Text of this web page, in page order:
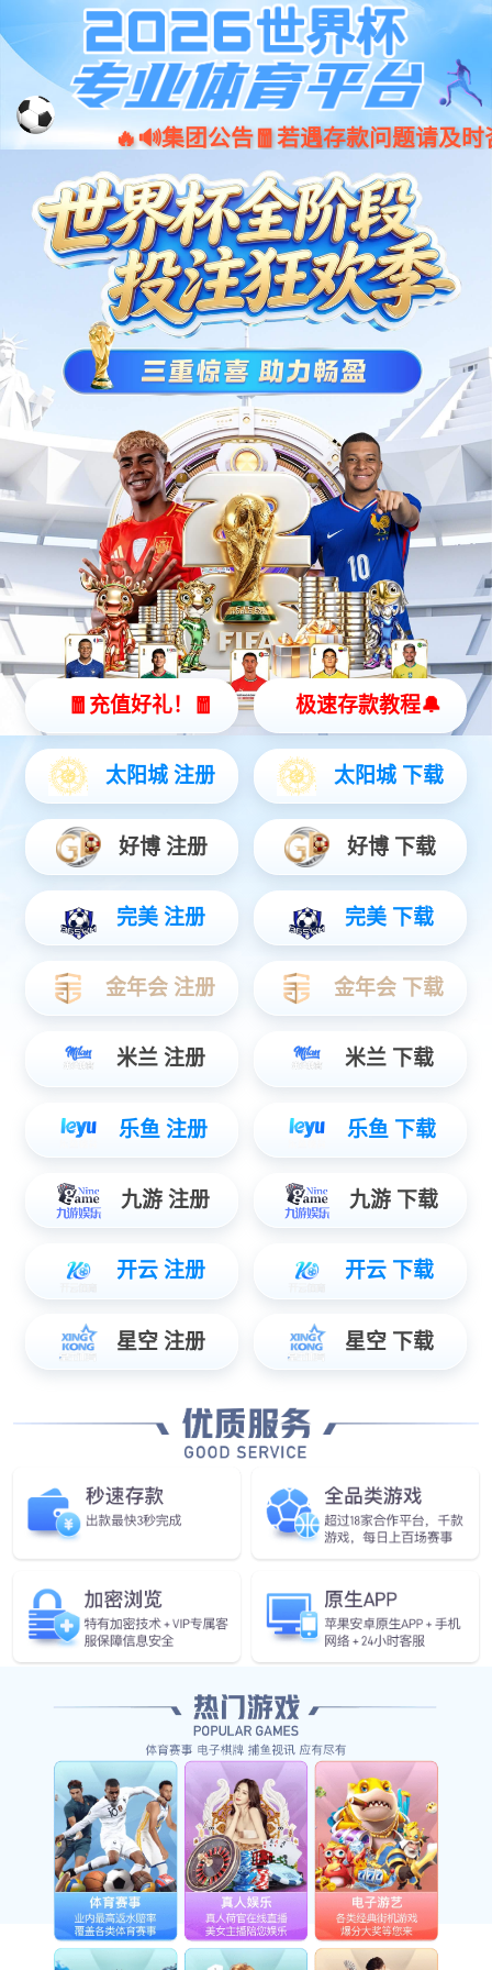
诸侯快讯手机版_诸侯快讯网址大全
诸侯快讯 西大概览 机构设置
学科建设
一流学科
重点学科
学位授权点
位置： 诸侯快讯>学
学位授权点
一级学科博士学位
序号
1
2
3
4
6
7
8
12
15
17
（数据截至